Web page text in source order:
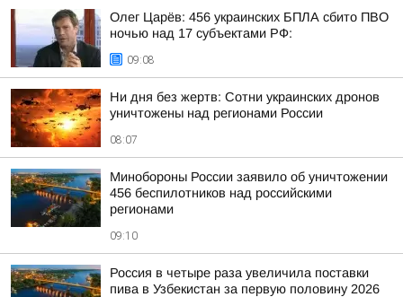
Олег Царёв: 456 украинских БПЛА сбито ПВО
ночью над 17 субъектами РФ:
09:08
Ни дня без жертв: Сотни украинских дронов
уничтожены над регионами России
08:07
Минобороны России заявило об уничтожении
456 беспилотников над российскими
регионами
09:10
Россия в четыре раза увеличила поставки
пива в Узбекистан за первую половину 2026